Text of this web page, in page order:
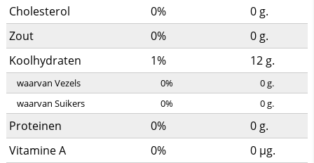
Cholesterol 0% 0 g.
Zout
0% 0 g.
Koolhydraten
1% 12 g.
waarvan Vezels 0% 0g.
waarvan Suikers
0% 0g.
Proteinen 0% 0 g.
Vitamine A
0% 0 µg.